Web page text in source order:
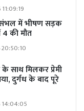
में भीषण सड़क
4 की मौत
के साथ मिलकर प्रेमी
दुर्गध के बाद पूरे
14:04:05